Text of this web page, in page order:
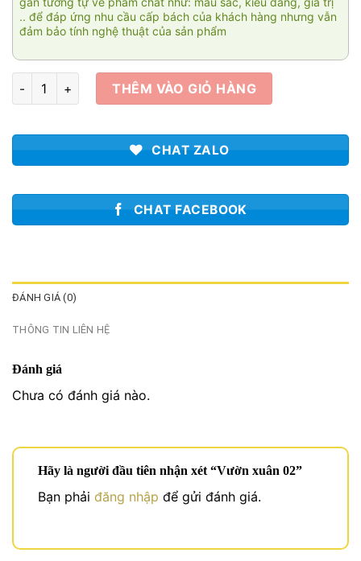
.. để đáp ứng nhu cầu cấp bách của khách hàng nhưng vẫn
đảm bảo tính nghệ thuật của sản phẩm
Vườn xuân 02 số lượngTHÊM VÀO GIỎ HÀNG
CHAT ZALO
CHAT FACEBOOK
ĐÁNH GIÁ (0)
THÔNG TIN LIÊN HỆ
Đánh giá
Chưa có đánh giá nào.
Hãy là người đầu tiên nhận xét “Vườn xuân 02”
Bạn phải đăng nhập để gửi đánh giá.